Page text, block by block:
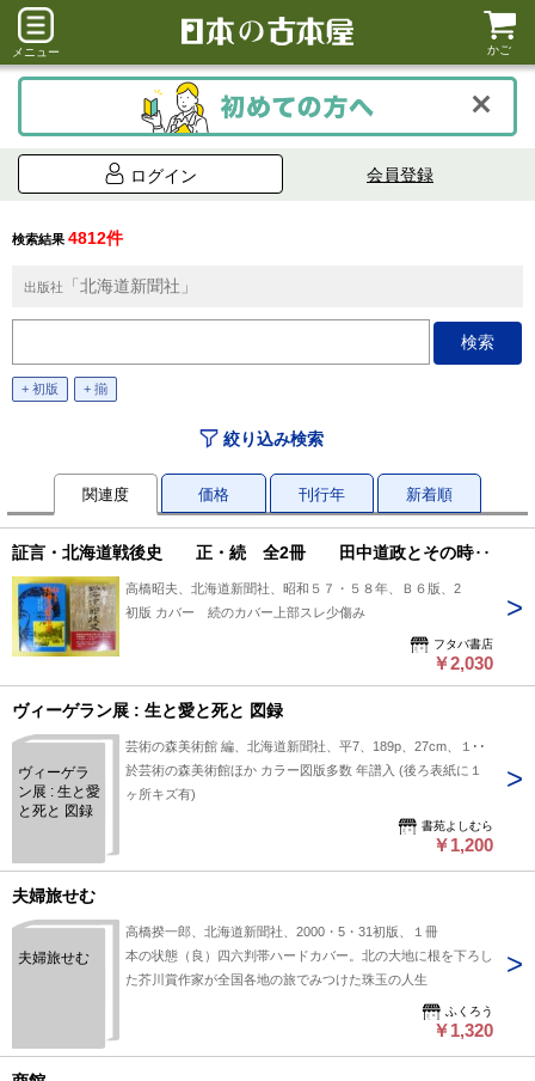
メニュー かご
ログイン 会員登録
検索結果 4812件
出版社 「北海道新聞社」
+ 初版 + 揃
絞り込み検索
関連度 価格 刊行年 新着順
証言・北海道戦後史 正・続 全2冊 田中道政とその時代
高橋昭夫、北海道新聞社、昭和５７・５８年、Ｂ６版、2
初版 カバー 続のカバー上部スレ少傷み
フタバ書店
￥2,030
ヴィーゲラン展 : 生と愛と死と 図録
ヴィーゲラ
ン展 : 生と愛
と死と 図録
芸術の森美術館 編、北海道新聞社、平7、189p、27cm、１冊
於芸術の森美術館ほか カラー図版多数 年譜入 (後ろ表紙に１
ヶ所キズ有)
書苑よしむら
￥1,200
夫婦旅せむ
夫婦旅せむ
高橋揆一郎、北海道新聞社、2000・5・31初版、１冊
本の状態（良）四六判帯ハードカバー。北の大地に根を下ろし
た芥川賞作家が全国各地の旅でみつけた珠玉の人生
ふくろう
￥1,320